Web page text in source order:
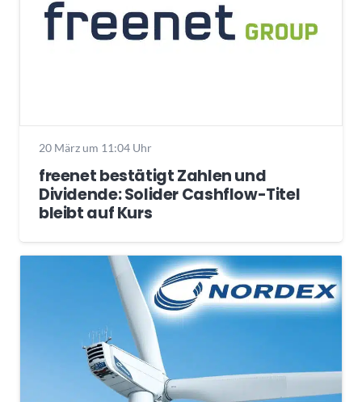
20 März um 11:04 Uhr
freenet bestätigt Zahlen und
Dividende: Solider Cashflow-Titel
bleibt auf Kurs